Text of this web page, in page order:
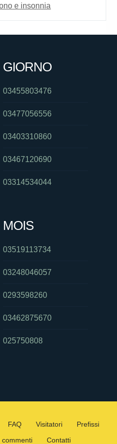
e insonnia
GIORNO
03455803476
03477056556
03403310860
03467120690
03314534044
MOIS
03519113734
03248046057
0293598260
03462875670
025750808
FAQ Visitatori
Prefissi
commenti Contatti